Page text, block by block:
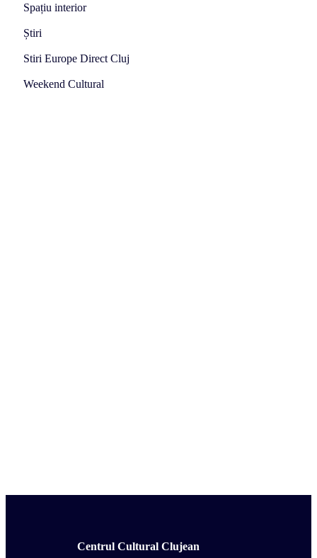
Spațiu interior
Știri
Stiri Europe Direct Cluj
Weekend Cultural
Centrul Cultural Clujean